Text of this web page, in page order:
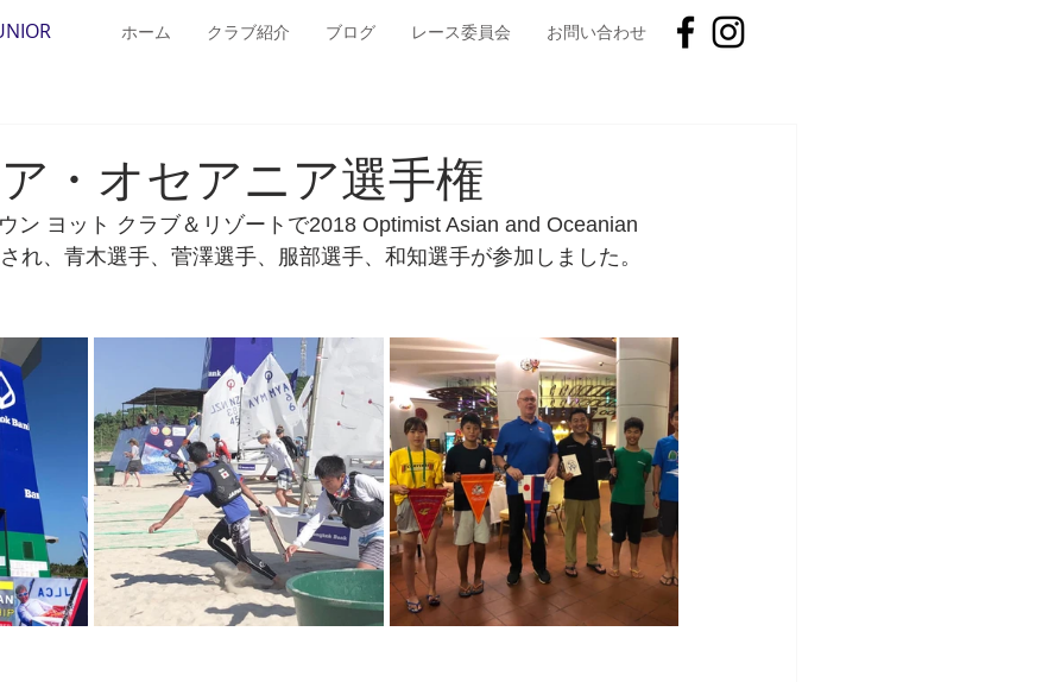
ホーム クラブ紹介 ブログ レース委員会 お問い合わせ
・オセアニア選手権
ン ヨット クラブ＆リゾートで2018 Optimist Asian and Oceanian
れ、青木選手、菅澤選手、服部選手、和知選手が参加しました。